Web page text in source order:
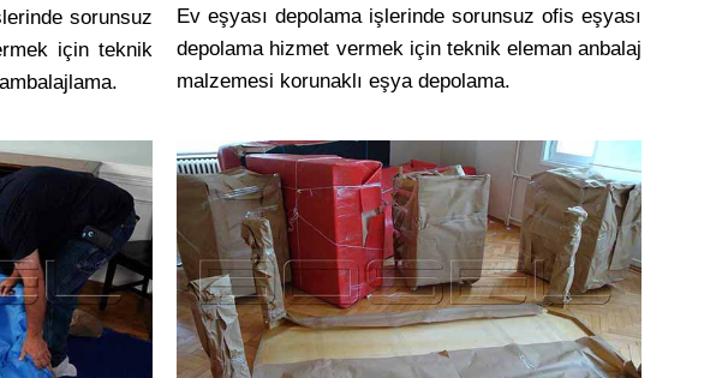
sorunsuz
için teknik
Ev eşyası depolama işlerinde sorunsuz ofis eşyası
depolama hizmet vermek için teknik eleman anbalaj
malzemesi korunaklı eşya depolama.